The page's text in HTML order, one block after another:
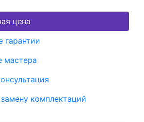
цена
гарантии
мастера
комплектаций